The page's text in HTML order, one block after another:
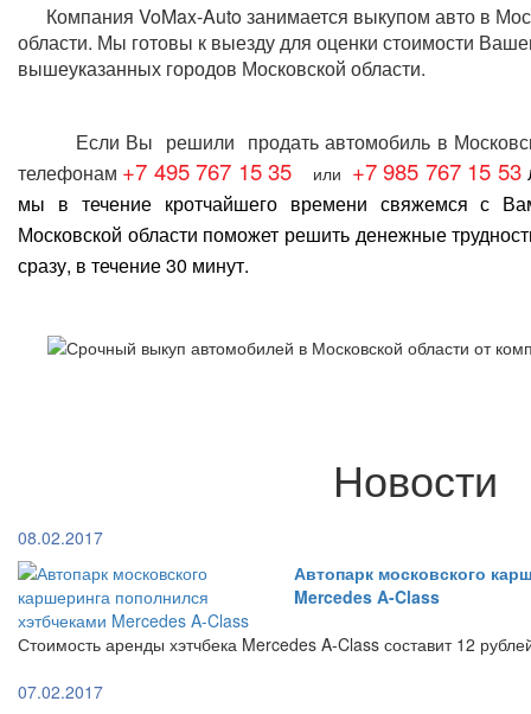
Компания VoMax-Auto занимается выкупом авто в
области. Мы готовы к выезду для оценки стоимости
вышеуказанных городов Московской области.
Если Вы решили продать автомобиль в
телефонам +7 495 767 15 35 или +7 985 767 15 53
мы в течение кротчайшего времени свяжемся с
Московской области поможет решить денежные
сразу, в течение 30 минут.
Новости
08.02.2017
Автопарк московского
Mercedes A-Class
Стоимость аренды хэтчбека Mercedes A-Class составит 12
07.02.2017